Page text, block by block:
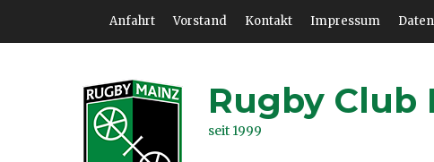
Header Top Menu
Anfahrt Vorstand Kontakt Impressum
Rugby Club
seit 1999